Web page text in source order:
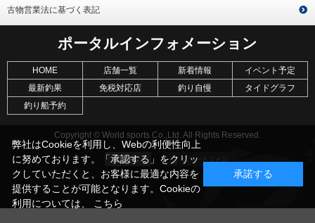
古物営業法に基づく表記
ポータルインフォメーション
HOME 店舗一覧 新着情報
イベント予定
最新釣果
免税対応店 釣り自慢
タイドグラフ
釣り船予約
Copyright © World sports Co.,Ltd. All Rights Reserved.
弊社はCookieを利用し、Webの利便性向上
に努めております。「承認する」をクリッ
クしていただくと、お客様に最適な内容を
提供することが可能となります。Cookieの
利用については、 こちら
承諾する